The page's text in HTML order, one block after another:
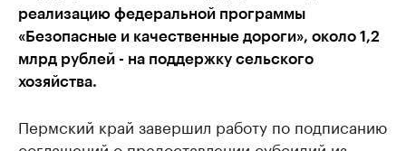
реализацию федеральной программы
«Безопасные и качественные дороги», около 1,2
млрд рублей - на поддержку сельского
хозяйства.
Пермский край завершил работу по подписанию